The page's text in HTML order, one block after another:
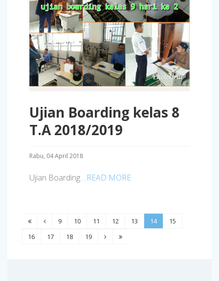
Ujian Boarding kelas 8
T.A 2018/2019
Rabu, 04 April 2018
Ujian Boarding ...READ MORE
9 10 11 12 13 14
15
16
17 18 19